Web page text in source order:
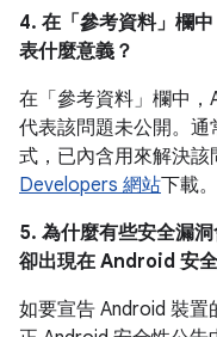
4. 在「參考資料」 欄
表什麼意義？
在「參考資料」 欄中，
代表該問題未公開。通
式，已內含用來解決
Developers 網站下載。
5. 為什麼有些安全漏
卻出現在 Android 安
如要宣告 Android 裝